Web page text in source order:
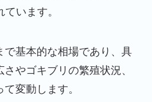
います。
で基本的な相場であり、具
やゴキブリの繁殖状況、
変動します。